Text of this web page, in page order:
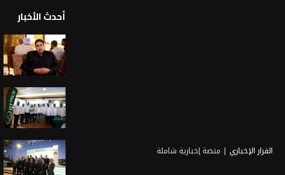
القرار الإخباري | منصة إخبارية شاملة
أحدث الأخبار